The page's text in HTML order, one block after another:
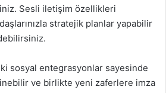
Sesli iletişim özellikleri
stratejik planlar yapabilir
sosyal entegrasyonlar sayesinde
ve birlikte yeni zaferlere imza